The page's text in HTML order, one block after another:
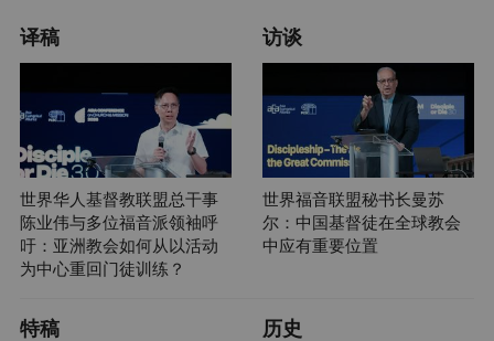
译稿
世界华人基督教联盟总干事
陈业伟与多位福音派领袖呼
吁：亚洲教会如何从以活动
为中心重回门徒训练？
访谈
世界福音联盟秘书长曼苏
尔：中国基督徒在全球教会
中应有重要位置
特稿 历史